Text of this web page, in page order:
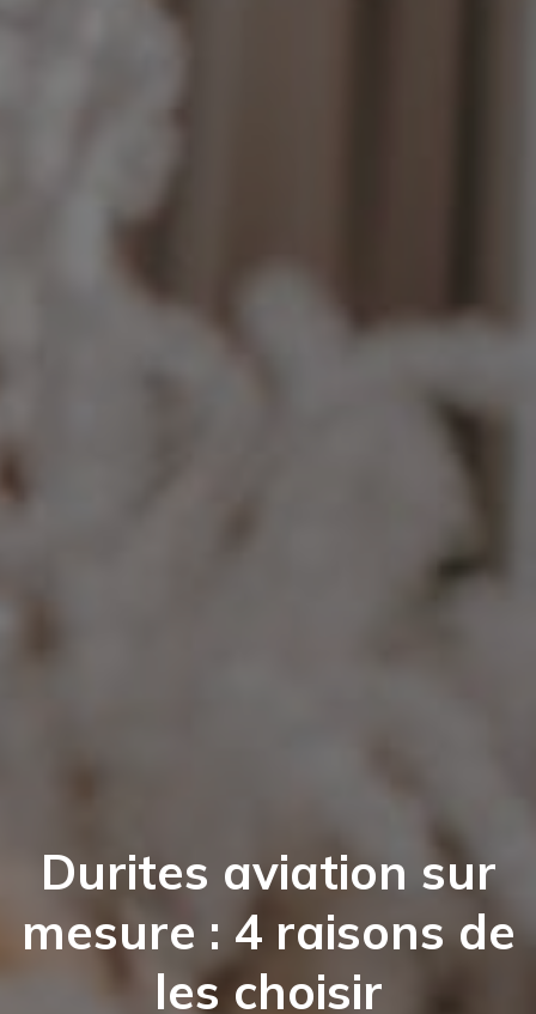
Durites aviation sur
mesure : 4 raisons de
les choisir